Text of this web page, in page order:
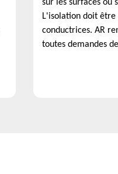
sur les surfaces ou
L'isolation doit être
conductrices. AR
toutes demandes